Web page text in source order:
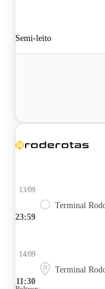
Semi-leito
23:59
13/09
Terminal
11:30
14/09
Terminal